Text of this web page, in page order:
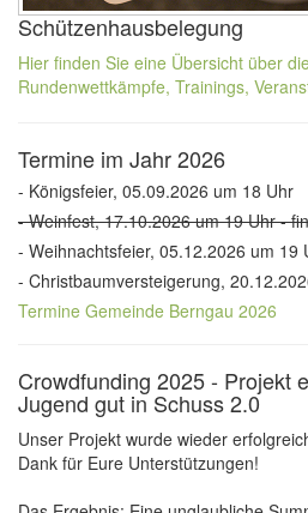
Schützenhausbelegung
Hier finden Sie eine Übersicht über
Rundenwettkämpfe, Trainings,
Termine im Jahr 2026
- Königsfeier, 05.09.2026 um 18 Uhr
- Weinfest, 17.10.2026 um 19 Uhr -
- Weihnachtsfeier, 05.12.2026 um 19
- Christbaumversteigerung,
Termine Gemeinde Berngau 2026
Crowdfunding 2025 - Projekt
Jugend gut in Schuss 2.0
Unser Projekt wurde wieder
Dank für Eure Unterstützungen!